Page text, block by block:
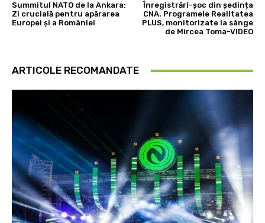
Summitul NATO de la Ankara:
Zi crucială pentru apărarea
Europei și a României
Înregistrări-șoc din ședința
CNA. Programele Realitatea
PLUS, monitorizate la sânge
de Mircea Toma-VIDEO
ARTICOLE RECOMANDATE